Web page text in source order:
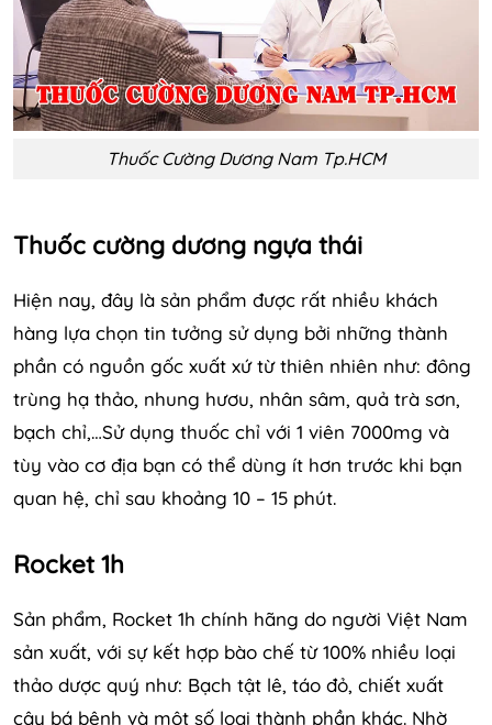
Thuốc Cường Dương Nam Tp.HCM
Thuốc cường dương ngựa thái
Hiện nay, đây là sản phẩm được rất nhiều khách
hàng lựa chọn tin tưởng sử dụng bởi những thành
phần có nguồn gốc xuất xứ từ thiên nhiên như: đông
trùng hạ thảo, nhung hươu, nhân sâm, quả trà sơn,
bạch chỉ,…Sử dụng thuốc chỉ với 1 viên 7000mg và
tùy vào cơ địa bạn có thể dùng ít hơn trước khi bạn
quan hệ, chỉ sau khoảng 10 – 15 phút.
Rocket 1h
Sản phẩm, Rocket 1h chính hãng do người Việt Nam
sản xuất, với sự kết hợp bào chế từ 100% nhiều loại
thảo dược quý như: Bạch tật lê, táo đỏ, chiết xuất
cây bá bệnh và một số loại thành phần khác. Nhờ